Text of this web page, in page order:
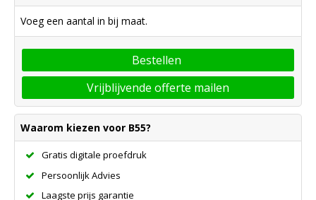
Voeg een aantal in bij maat.
Bestellen
Vrijblijvende offerte mailen
Waarom kiezen voor B55?
Gratis digitale proefdruk
Persoonlijk Advies
Laagste prijs garantie